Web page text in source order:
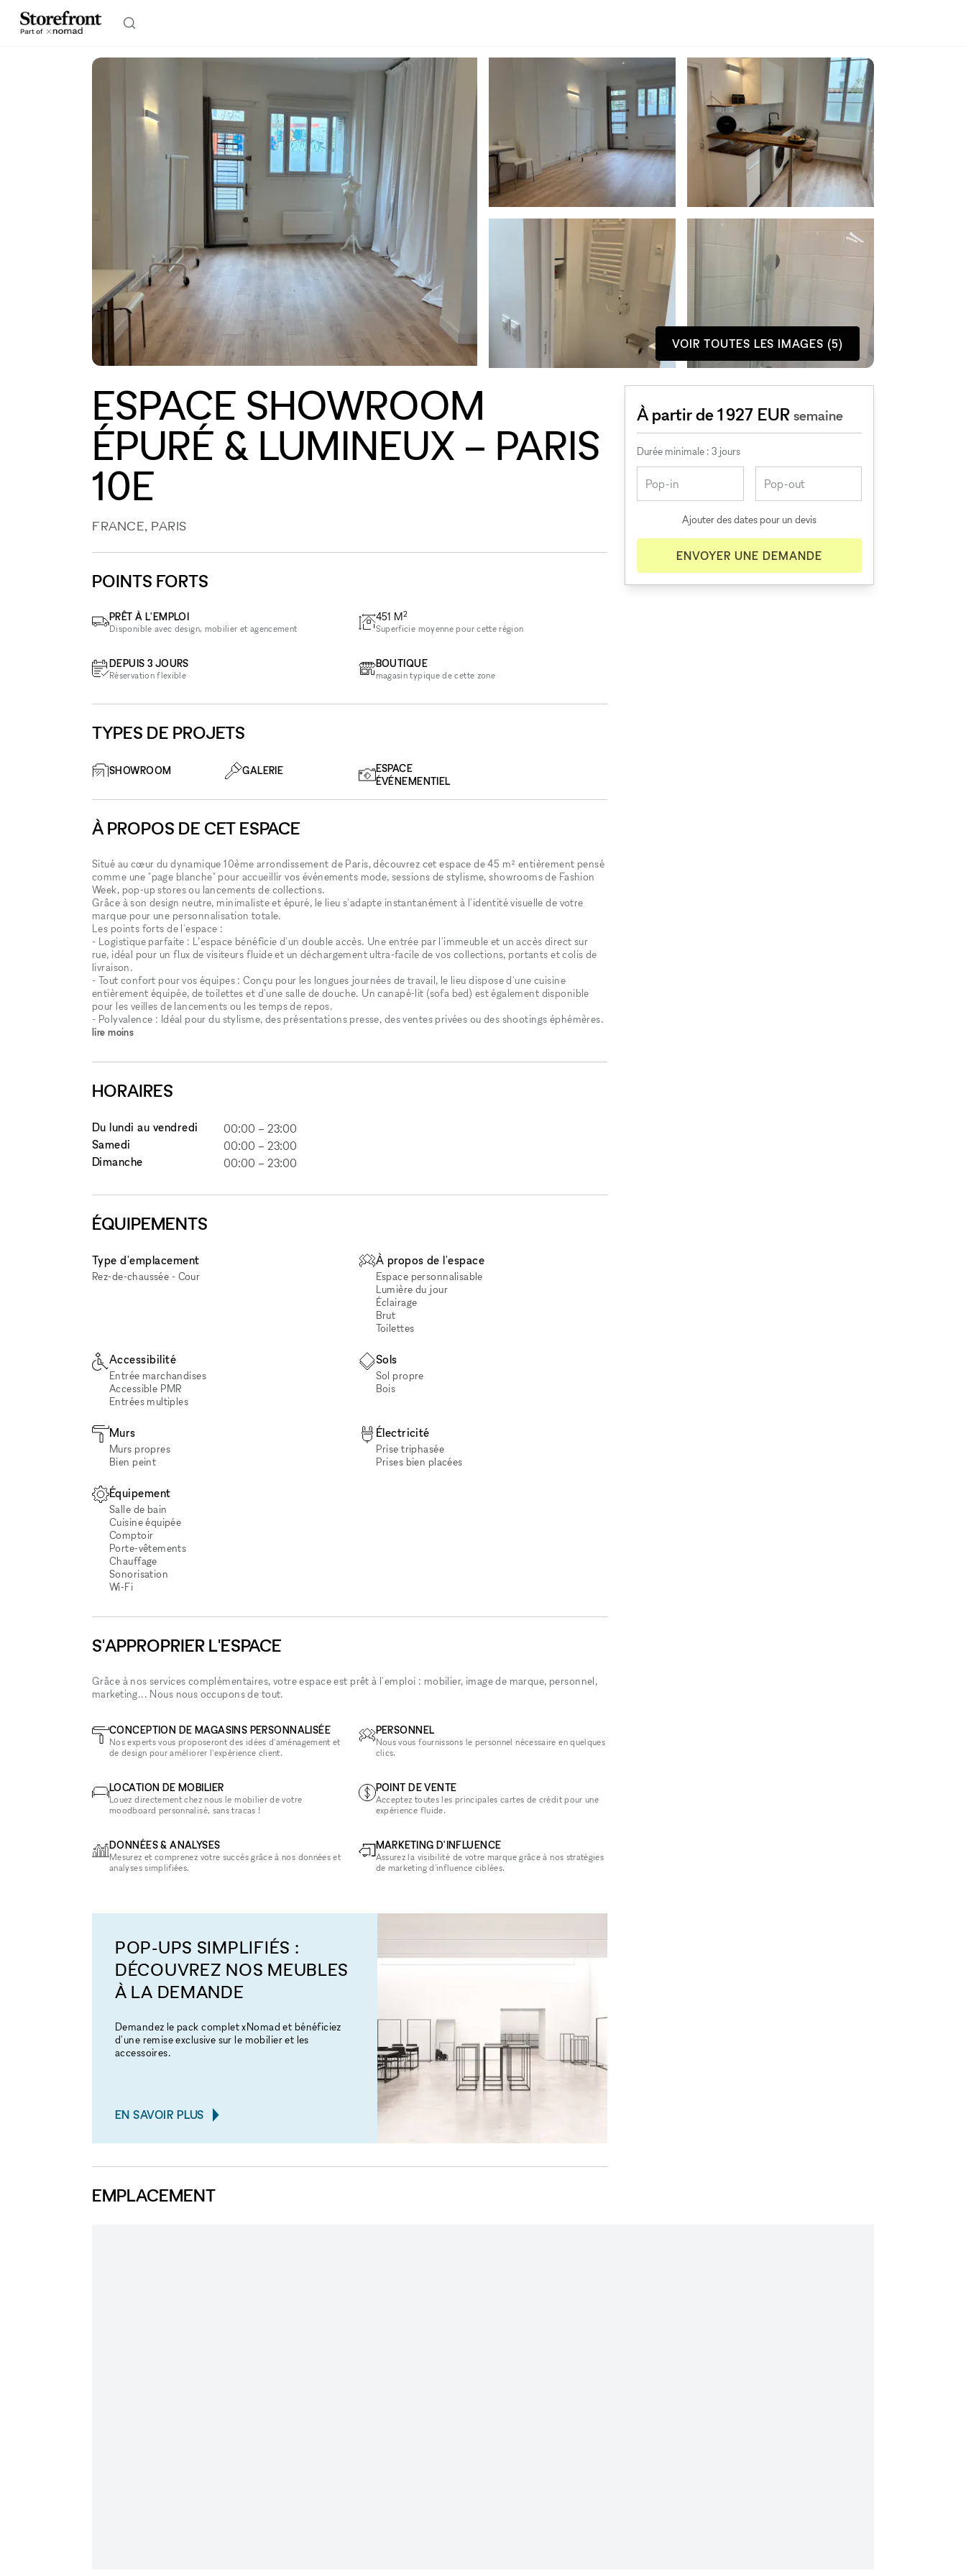
VOIR TOUTES LES IMAGES (5)
ESPACE SHOWROOM
ÉPURÉ & LUMINEUX – PARIS
10E
FRANCE, PARIS
POINTS FORTS
PRÊT À L'EMPLOI
Disponible avec design, mobilier et agencement
DEPUIS 3 JOURS
Réservation flexible
451 M2
Superficie moyenne pour cette région
BOUTIQUE
magasin typique de cette zone
TYPES DE PROJETS
SHOWROOM GALERIE
ESPACE
ÉVÉNEMENTIEL
À PROPOS DE CET ESPACE
Situé au cœur du dynamique 10ème arrondissement de Paris, découvrez cet espace de 45 m² entièrement pensé
comme une "page blanche" pour accueillir vos événements mode, sessions de stylisme, showrooms de Fashion
Week, pop-up stores ou lancements de collections.
Grâce à son design neutre, minimaliste et épuré, le lieu s'adapte instantanément à l'identité visuelle de votre
marque pour une personnalisation totale.
Les points forts de l'espace :
- Logistique parfaite : L’espace bénéficie d'un double accès. Une entrée par l'immeuble et un accès direct sur
rue, idéal pour un flux de visiteurs fluide et un déchargement ultra-facile de vos collections, portants et colis de
livraison.
- Tout confort pour vos équipes : Conçu pour les longues journées de travail, le lieu dispose d'une cuisine
entièrement équipée, de toilettes et d'une salle de douche. Un canapé-lit (sofa bed) est également disponible
pour les veilles de lancements ou les temps de repos.
- Polyvalence : Idéal pour du stylisme, des présentations presse, des ventes privées ou des shootings éphémères.
lire moins
HORAIRES
Du lundi au vendredi 00:00 –23:00
Samedi
00:00 –23:00
Dimanche
00:00 –23:00
ÉQUIPEMENTS
Type d'emplacement
Rez-de-chaussée - Cour
À propos de l'espace
Espace personnalisable
Lumière du jour
Éclairage
Brut
Toilettes
Accessibilité
Entrée marchandises
Accessible PMR
Entrées multiples
Sols
Sol propre
Bois
Murs
Murs propres
Bien peint
Électricité
Prise triphasée
Prises bien placées
Équipement
Salle de bain
Cuisine équipée
Comptoir
Porte-vêtements
Chauffage
Sonorisation
Wi‑Fi
S'APPROPRIER L'ESPACE
Grâce à nos services complémentaires, votre espace est prêt à l'emploi : mobilier, image de marque, personnel,
marketing... Nous nous occupons de tout.
CONCEPTION DE MAGASINS PERSONNALISÉE
Nos experts vous proposeront des idées d'aménagement et
de design pour améliorer l'expérience client.
LOCATION DE MOBILIER
Louez directement chez nous le mobilier de votre
moodboard personnalisé, sans tracas !
DONNÉES & ANALYSES
Mesurez et comprenez votre succès grâce à nos données et
analyses simplifiées.
PERSONNEL
Nous vous fournissons le personnel nécessaire en quelques
clics.
POINT DE VENTE
Acceptez toutes les principales cartes de crédit pour une
expérience fluide.
MARKETING D'INFLUENCE
Assurez la visibilité de votre marque grâce à nos stratégies
de marketing d'influence ciblées.
POP-UPS SIMPLIFIÉS :
DÉCOUVREZ NOS MEUBLES
À LA DEMANDE
Demandez le pack complet xNomad et bénéficiez
d'une remise exclusive sur le mobilier et les
accessoires.
EN SAVOIR PLUS
À partir de 1 927 EURsemaine
Durée minimale : 3 jours
Ajouter des dates pour un devis
ENVOYER UNE DEMANDE
EMPLACEMENT